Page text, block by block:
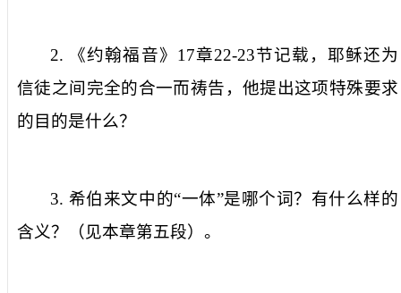
2. 《约翰福音》 17章22-23节记载，耶稣还为
信徒之间完全的合一而祷告，他提出这项特殊要求
的目的是什么？
3. 希伯来文中的“一体”是哪个词？有什么样的
含义？（见本章第五段）。